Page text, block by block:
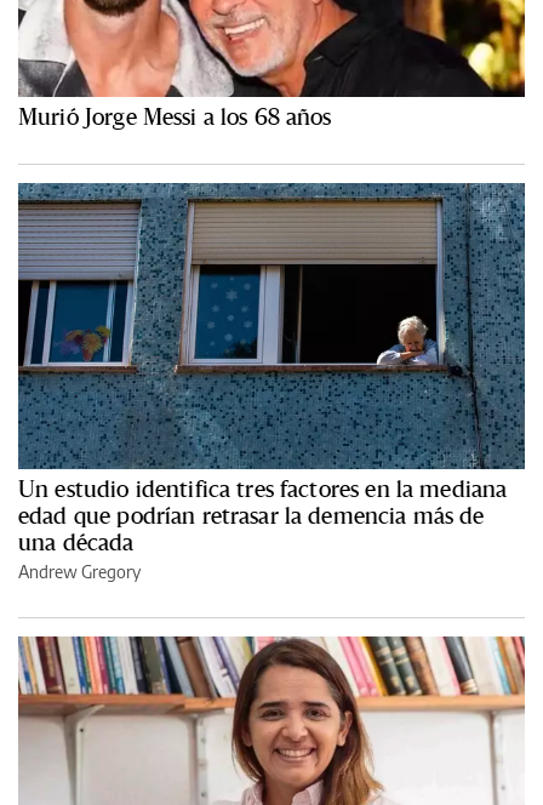
Murió Jorge Messi a los 68 años
Un estudio identifica tres factores en la mediana
edad que podrían retrasar la demencia más de
una década
Andrew Gregory